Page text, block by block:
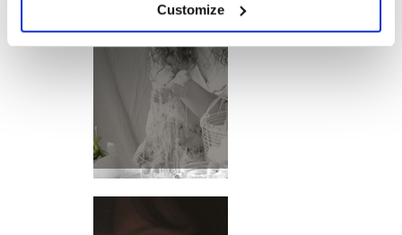
Customize
ESSENZA DI
VANIGLIA